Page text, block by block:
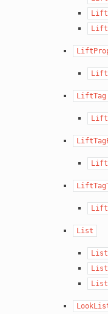
LiftTag
List